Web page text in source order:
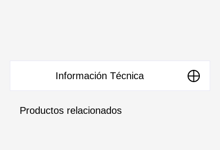
Información Técnica
Productos relacionados